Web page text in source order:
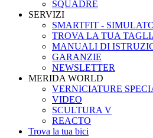
SQUADRE
SERVIZI
SMARTFIT -
TROVA LA TUA
MANUALI DI
GARANZIE
NEWSLETTER
MERIDA WORLD
VERNICIATURE
VIDEO
SCULTURA V
REACTO
Trova la tua bici